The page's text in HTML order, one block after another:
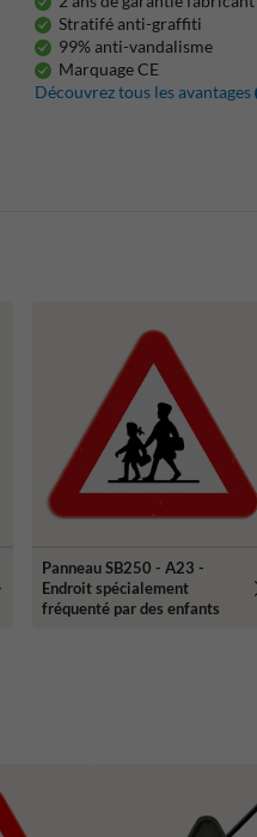
Stratifé anti-graffiti
99% anti-vandalisme
Marquage CE
Découvrez tous les avantages
Panneau SB250 - A23 -
Endroit spécialement
fréquenté par des enfants